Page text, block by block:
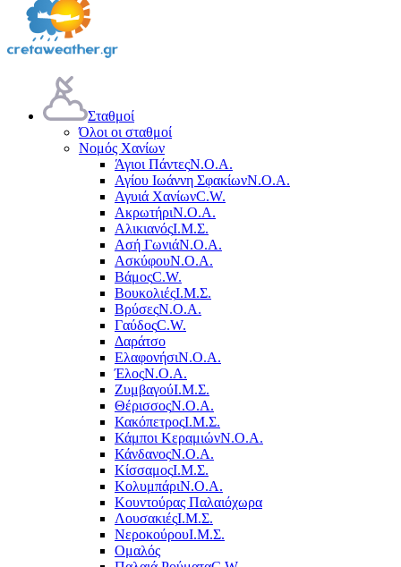
Σταθμοί
Όλοι οι σταθμοί
Νομός Χανίων
Άγιοι ΠάντεςΝ.Ο.Α.
Αγίου Ιωάννη ΣφακίωνΝ.Ο.Α.
Αγυιά ΧανίωνC.W.
ΑκρωτήριΝ.Ο.Α.
ΑλικιανόςΙ.Μ.Σ.
Ασή ΓωνιάΝ.Ο.Α.
ΑσκύφουΝ.Ο.Α.
ΒάμοςC.W.
ΒουκολιέςΙ.Μ.Σ.
ΒρύσεςΝ.Ο.Α.
ΓαύδοςC.W.
Δαράτσο
ΕλαφονήσιΝ.Ο.Α.
ΈλοςΝ.Ο.Α.
ΖυμβαγούΙ.Μ.Σ.
ΘέρισσοςΝ.Ο.Α.
ΚακόπετροςΙ.Μ.Σ.
Κάμποι ΚεραμιώνΝ.Ο.Α.
ΚάνδανοςΝ.Ο.Α.
ΚίσσαμοςΙ.Μ.Σ.
ΚολυμπάριΝ.Ο.Α.
Κουντούρας Παλαιόχωρα
ΛουσακιέςΙ.Μ.Σ.
ΝεροκούρουΙ.Μ.Σ.
Ομαλός